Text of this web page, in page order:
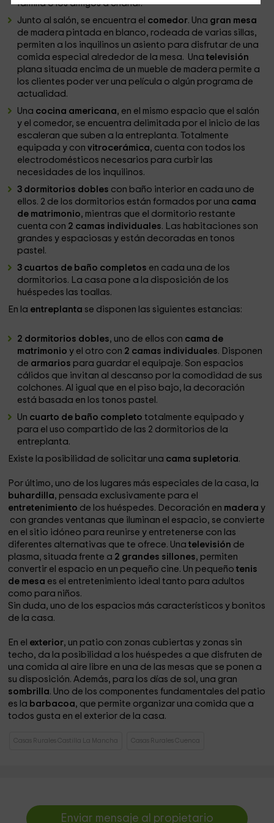
familia o los amigos a charlar.
Junto al salón, se encuentra el comedor. Una gran mesa
de madera pintada en blanco, rodeada de varias sillas,
permiten a los inquilinos un asiento para disfrutar de una
comida especial alrededor de la mesa. Unatelevisión
plana situada encima de un mueble de madera permite a
los clientes poder ver una película o algún programa de
actualidad.
Una cocina americana, en el mismo espacio que el salón
y el comedor, se encuentra delimitada por el inicio de las
escaleran que suben a la entreplanta. Totalmente
equipada y con vitrocerámica, cuenta con todos los
electrodomésticos necesarios para curbir las
necesidades de los inquilinos.
3 dormitorios dobles con baño interior en cada uno de
ellos. 2 de los dormitorios están formados por una cama
de matrimonio, mientras que el dormitorio restante
cuenta con 2 camas individuales. Las habitaciones son
grandes y espaciosas y están decoradas en tonos
pastel.
3 cuartos de baño completos en cada una de los
dormitorios. La casa pone a la disposición de los
huéspedes las toallas.
En la entreplanta se disponen las siguientes estancias:
2 dormitorios dobles, uno de ellos con cama de
matrimonio y el otro con 2 camas individuales. Disponen
de armarios para guardar el equipaje. Son espacios
cálidos que invitan al descanso por la comodidad de sus
colchones. Al igual que en el piso bajo, la decoración
está basada en los tonos pastel.
Un cuarto de baño completo totalmente equipado y
para el uso compartido de las 2 dormitorios de la
entreplanta.
Existe la posibilidad de solicitar una cama supletoria.
Por último, uno de los lugares más especiales de la casa, la
buhardilla, pensada exclusivamente para el
entretenimiento de los huéspedes. Decoración en madera y
con grandes ventanas que iluminan el espacio, se convierte
en el sitio idóneo para reunirse y entretenerse con las
diferentes alternativas que te ofrece. Una televisión de
plasma, situada frente a 2 grandes sillones, permiten
convertir el espacio en un pequeño cine. Un pequeñotenis
de mesa es el entretenimiento ideal tanto para adultos
como para niños.
Sin duda, uno de los espacios más característicos y bonitos
de la casa.
En el exterior, un patio con zonas cubiertas y zonas sin
techo, da la posibilidad a los huéspedes a que disfruten de
una comida al aire libre en una de las mesas que se ponen a
su disposición. Además, para los días de sol, una gran
sombrilla. Uno de los componentes fundamentales del patio
es la barbacoa, que permite organizar una comida que a
todos gusta en el exterior de la casa.
Casas Rurales Castilla La Mancha Casas Rurales Cuenca
Enviar mensaje al propietario